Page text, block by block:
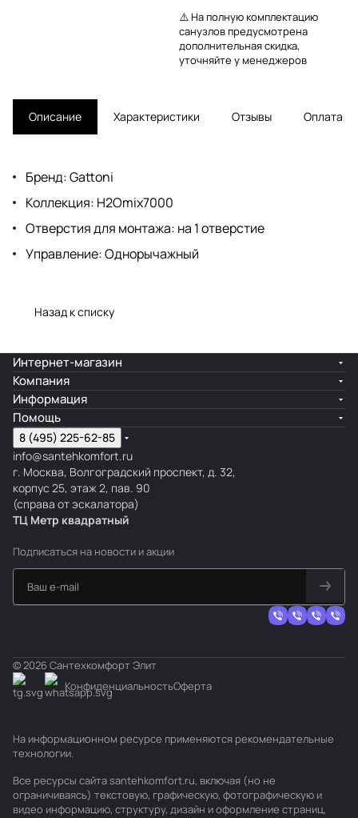
⚠️ На полную комплектацию
санузлов предусмотрена
дополнительная скидка,
уточняйте у менеджеров
Описание Характеристики Отзывы Оплата
Бренд: Gattoni
Коллекция: H2Omix7000
Отверстия для монтажа: на 1 отверстие
Управление: Однорычажный
Назад к списку
Интернет-магазин
Компания
Информация
Помощь
8 (495) 225-62-85
info@santehkomfort.ru
г. Москва, Волгоградский проспект, д. 32,
корпус 25, этаж 2, пав. 90
(справа от эскалатора)
ТЦ Метр квадратный
Подписаться на новости и акции
© 2026 Сантехкомфорт Элит
КонфиденциальностьОферта
На информационном ресурсе применяются рекомендательные
технологии.
Все ресурсы сайта santehkomfort.ru, включая (но не
ограничиваясь) текстовую, графическую, фотографическую и
видео информацию, структуру, дизайн и оформление страниц,